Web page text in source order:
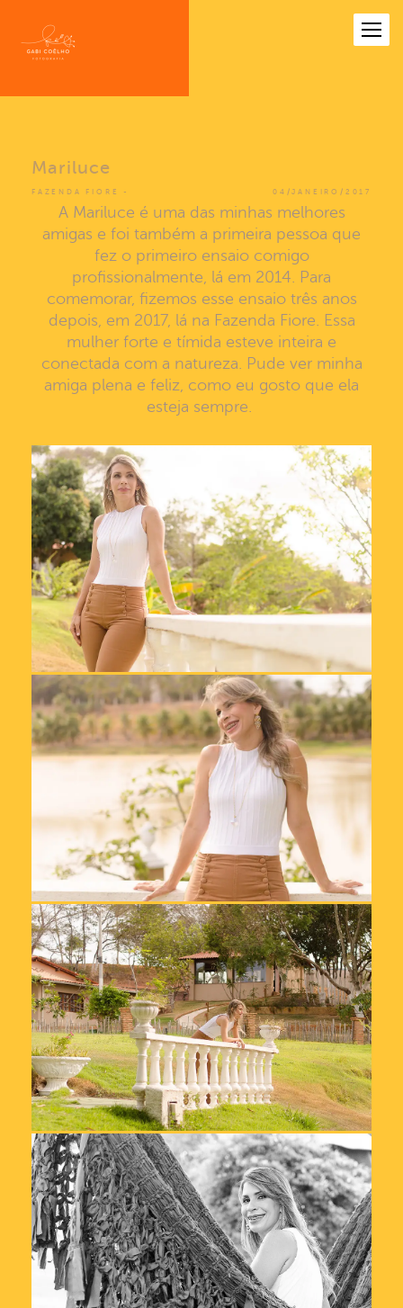
FAZENDA FIORE 04/JANEIRO/2017
Mariluce
A Mariluce é uma das minhas melhores
amigas e foi também a primeira pessoa que
fez o primeiro ensaio comigo
profissionalmente, lá em 2014. Para
comemorar, fizemos esse ensaio três anos
depois, em 2017, lá na Fazenda Fiore. Essa
mulher forte e tímida esteve inteira e
conectada com a natureza. Pude ver minha
amiga plena e feliz, como eu gosto que ela
esteja sempre.